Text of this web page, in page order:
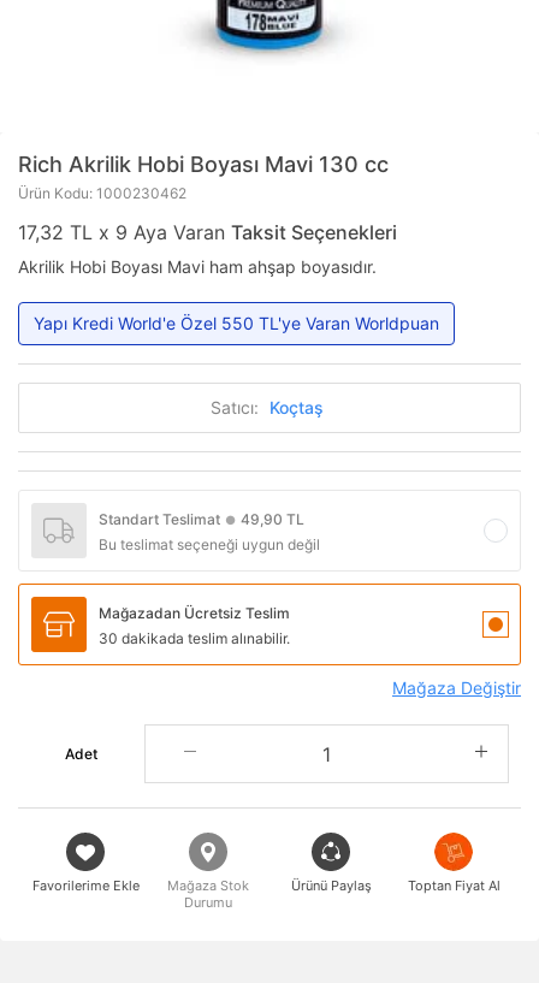
Rich Akrilik Hobi Boyası Mavi 130 cc
Ürün Kodu: 1000230462
17,32 TL x 9 Aya Varan Taksit Seçenekleri
Akrilik Hobi Boyası Mavi ham ahşap boyasıdır.
Yapı Kredi World'e Özel 550 TL'ye Varan Worldpuan
Satıcı: Koçtaş
Standart Teslimat ● 49,90 TL
Bu teslimat seçeneği uygun değil
Mağazadan Ücretsiz Teslim
30 dakikada teslim alınabilir.
Mağaza Değiştir
Adet
Favorilerime Ekle
Mağaza Stok
Durumu
Ürünü Paylaş Toptan Fiyat Al